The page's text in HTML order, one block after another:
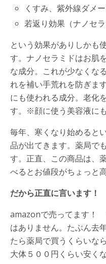
くすみ、紫外線ダメ
若返り効果（ナノセ
という効果がありしかも
す。ナノセラミドはお肌
な成分。これが少なくな
れを補い手荒れを防ぎま
にも使われる成分。老化
す。※顔に使う美容液にも
毎年、寒くなり始めると
品が出てきます。薬局で
す。正直、この商品は、
べるとお値段がちょっと
だから正直に言います！
amazonで売ってます！
はありません。たぶん去
たら薬局で買うくらいな
大体５００円くらい安く